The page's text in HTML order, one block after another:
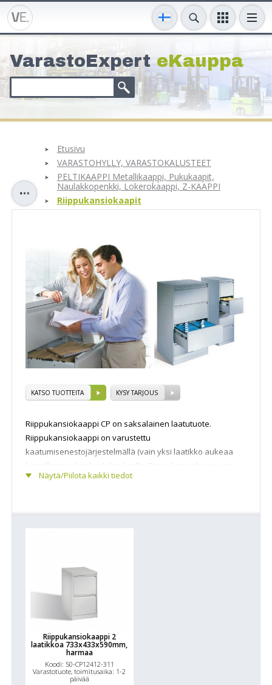
VarastoExperteKauppa
Etusivu
VARASTOHYLLY, VARASTOKALUSTEET
PELTIKAAPPI Metallikaappi, Pukukaapit,
Naulakkopenkki, Lokerokaappi, Z-KAAPPI
Riippukansiokaapit
KATSO TUOTTEITA KYSY TARJOUS
Näytä/Piilota kaikki tiedot
Riippukansiokaappi CP on saksalainen laatutuote.
Riippukansiokaappi on varustettu
kaatumisenestojärjestelmällä (vain yksi laatikko aukeaa
kerrallaan) ja keskuslukituksella. Riippukansiokaappi on
myös varustettu kuulalaakeroiduilla 3-osaisilla
Riippukansiokaappi 2
laatikkoa 733x433x590mm,
harmaa
Koodi: 50-CP12412-311
Varastotuote, toimitusaika: 1-2
päivää